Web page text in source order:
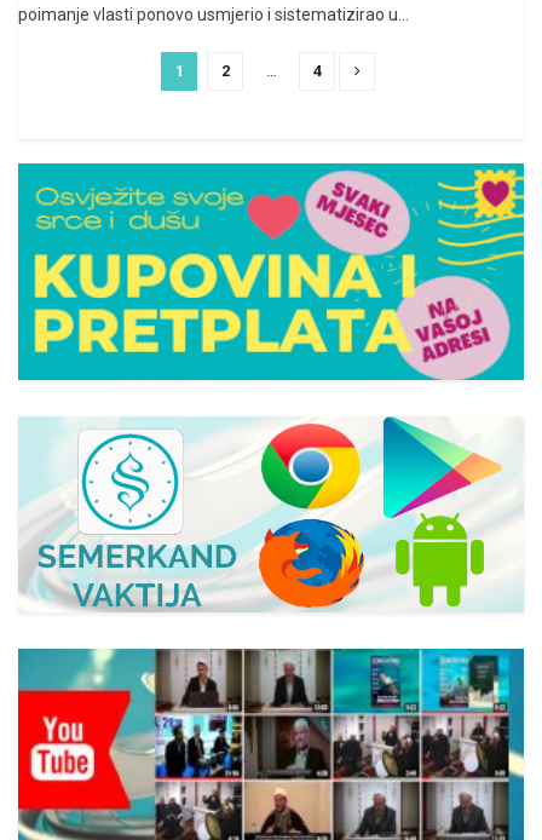
poimanje vlasti ponovo usmjerio i sistematizirao u...
1 2 … 4